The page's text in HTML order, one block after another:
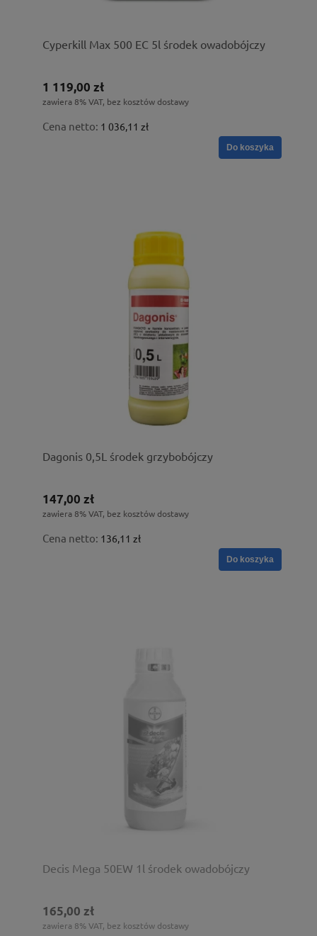
Cyperkill Max 500 EC 5l środek owadobójczy
1 119,00 zł
zawiera 8% VAT, bez kosztów dostawy
Cena netto: 1 036,11 zł
Do koszyka
Dagonis 0,5L środek grzybobójczy
147,00 zł
zawiera 8% VAT, bez kosztów dostawy
Cena netto: 136,11 zł
Do koszyka
Decis Mega 50EW 1l środek owadobójczy
165,00 zł
zawiera 8% VAT, bez kosztów dostawy